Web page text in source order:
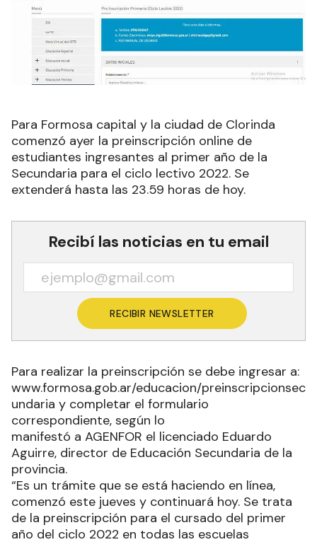
Para Formosa capital y la ciudad de Clorinda
comenzó ayer la preinscripción online de
estudiantes ingresantes al primer año de la
Secundaria para el ciclo lectivo 2022. Se
extenderá hasta las 23.59 horas de hoy.
Recibí las noticias en tu email
RECIBIR NEWSLETTER
Para realizar la preinscripción se debe ingresar a:
www.formosa.gob.ar/educacion/preinscripcionsec
undaria y completar el formulario
correspondiente, según lo
manifestó a AGENFOR el licenciado Eduardo
Aguirre, director de Educación Secundaria de la
provincia.
“Es un trámite que se está haciendo en línea,
comenzó este jueves y continuará hoy. Se trata
de la preinscripción para el cursado del primer
año del ciclo 2022 en todas las escuelas